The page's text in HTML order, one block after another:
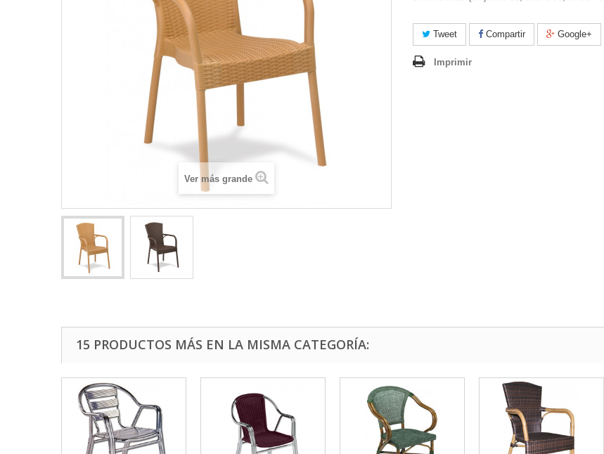
Ver más grande
Tweet Compartir Google+
Imprimir
15 PRODUCTOS MÁS EN LA MISMA CATEGORÍA: